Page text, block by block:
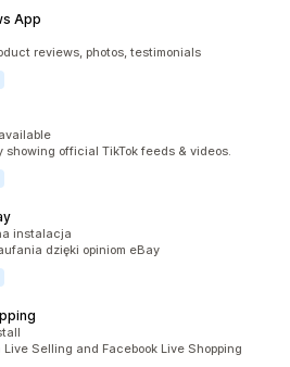
App
490
reviews, photos, testimonials
25
showing official TikTok feeds & videos.
209
instalacja
dzięki opiniom eBay
90
Selling and Facebook Live Shopping